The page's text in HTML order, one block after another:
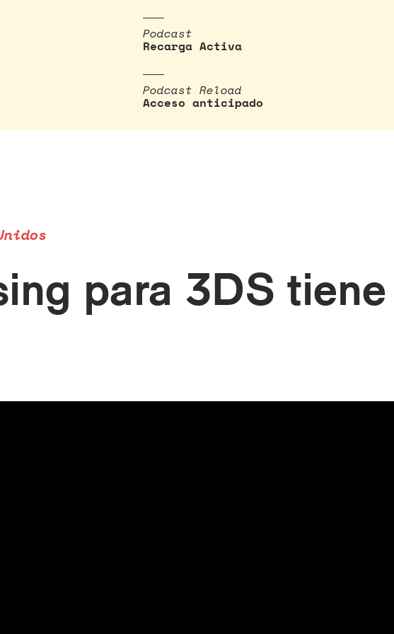
Podcast
Recarga Activa
Podcast Reload
Acceso anticipado
para 3DS